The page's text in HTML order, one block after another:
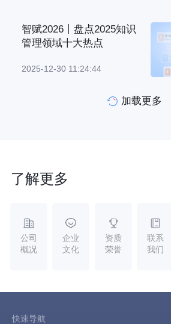
智赋2026丨盘点2025知识
管理领域十大热点
2025-12-30 11:24:44
加载更多
了解更多
公司
概况
企业
文化
资质
荣誉
联系
我们
快速导航